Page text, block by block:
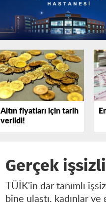
Altın fiyatları için tarih
verildi!
Gerçek
TÜİK'in dar tanımlı
bine ulaştı, kadınlar